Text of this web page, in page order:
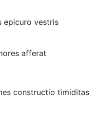
epicuro vestris
afferat
constructio timiditas